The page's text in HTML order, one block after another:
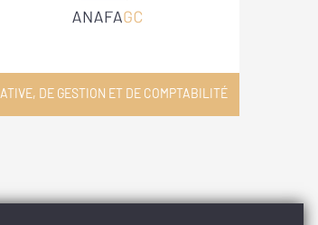
DE GESTION ET DE COMPTABILITÉ